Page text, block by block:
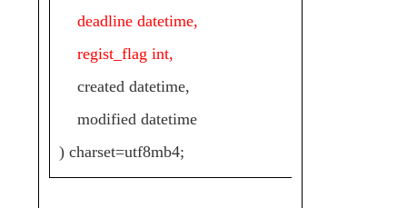
deadline datetime,
regist_flag int,
created datetime,
modified datetime
) charset=utf8mb4;